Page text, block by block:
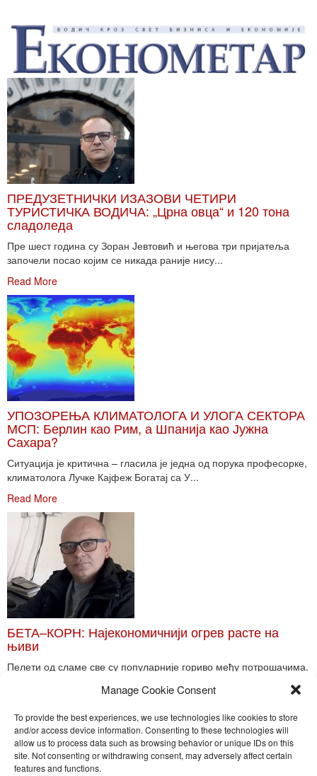
Manage Cookie Consent
To provide the best experiences, we use technologies like cookies to store
and/or access device information. Consenting to these technologies will
allow us to process data such as browsing behavior or unique IDs on this
site. Not consenting or withdrawing consent, may adversely affect certain
features and functions.
ПРЕДУЗЕТНИЧКИ ИЗАЗОВИ ЧЕТИРИ
ТУРИСТИЧКА ВОДИЧА: „Црна овца“ и 120 тона
сладоледа
Пре шест година су Зоран Јевтовић и његова три пријатеља
започели посао којим се никада раније нису...
Read More
УПОЗОРЕЊА КЛИМАТОЛОГА И УЛОГА СЕКТОРА
МСП: Берлин као Рим, а Шпанија као Јужна
Сахара?
Ситуација је критична – гласила је једна од порука професорке,
климатолога Лучке Кајфеж Богатај са У...
Read More
БЕТА–КОРН: Најекономичнији огрев расте на
њиви
Пелети од сламе све су популарније гориво међу потрошачима.
Toggle